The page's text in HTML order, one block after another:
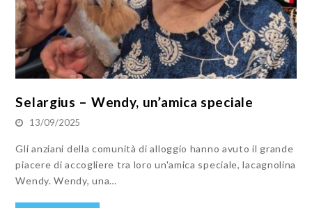
Selargius – Wendy, un’amica speciale
13/09/2025
Gli anziani della comunità di alloggio hanno avuto il grande
piacere di accogliere tra loro un'amica speciale, lacagnolina
Wendy. Wendy, una…